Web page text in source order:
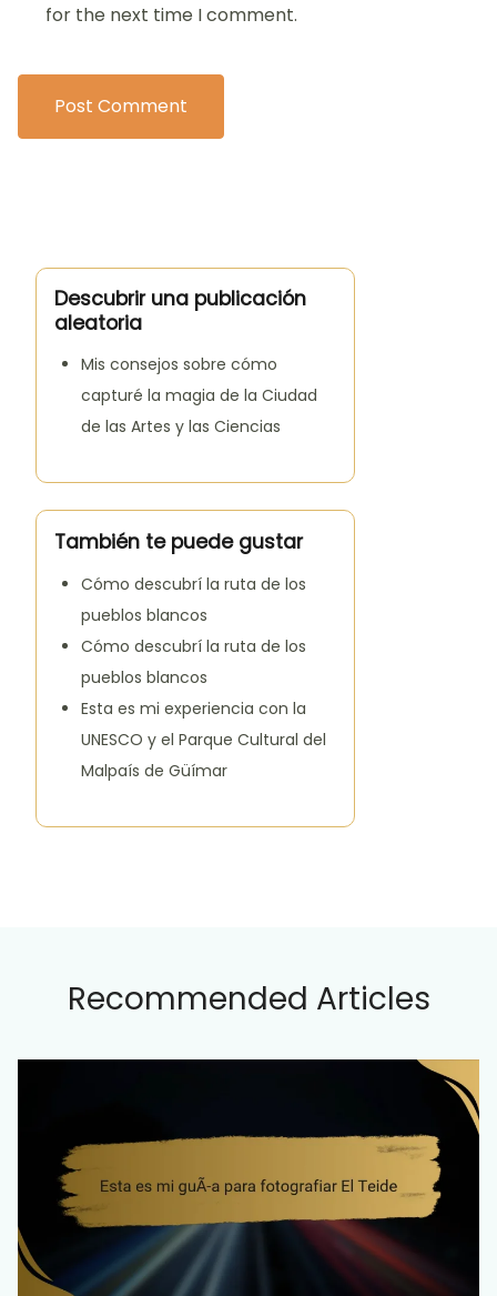
for the next time I comment.
Descubrir una publicación
aleatoria
Mis consejos sobre cómo
capturé la magia de la Ciudad
de las Artes y las Ciencias
También te puede gustar
Cómo descubrí la ruta de los
pueblos blancos
Cómo descubrí la ruta de los
pueblos blancos
Esta es mi experiencia con la
UNESCO y el Parque Cultural del
Malpaís de Güímar
Recommended Articles